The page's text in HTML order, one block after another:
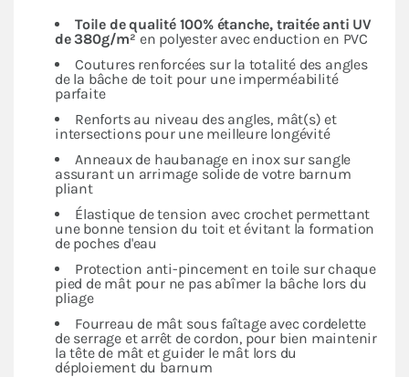
Toile de qualité 100% étanche, traitée anti UV
de 380g/m²en polyester avec enduction en PVC
Coutures renforcées sur la totalité des angles
de la bâche de toit pour une imperméabilité
parfaite
Renforts au niveau des angles, mât(s) et
intersections pour une meilleure longévité
Anneaux de haubanage en inox sur sangle
assurant un arrimage solide de votre barnum
pliant
Élastique de tension avec crochet permettant
une bonne tension du toit et évitant la formation
de poches d'eau
Protection anti-pincement en toile sur chaque
pied de mât pour ne pas abîmer la bâche lors du
pliage
Fourreau de mât sous faîtage avec cordelette
de serrage et arrêt de cordon, pour bien maintenir
la tête de mât et guider le mât lors du
déploiement du barnum